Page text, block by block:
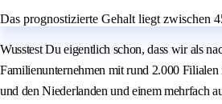
Das prognostizierte Gehalt liegt zwischen
Wusstest Du eigentlich schon, dass wir als
Familienunternehmen mit rund 2.000
und den Niederlanden und einem mehrfach